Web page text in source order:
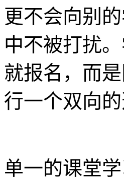
更不会向别
中不被打扰
就报名，而
行一个双向的
单一的课堂